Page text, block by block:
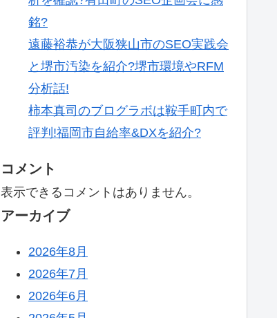
銘?
遠藤裕恭が大阪狭山市のSEO実践会
と堺市汚染を紹介?堺市環境やRFM
分析話!
柿本真司のブログラボは鞍手町内で
評判!福岡市自給率&DXを紹介?
コメント
表示できるコメントはありません。
アーカイブ
2026年8月
2026年7月
2026年6月